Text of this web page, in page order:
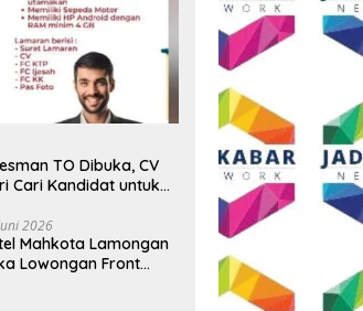
TO Dibuka, CV
Cari Kandidat untuk
2026
Mahkota Lamongan
Lowongan Front